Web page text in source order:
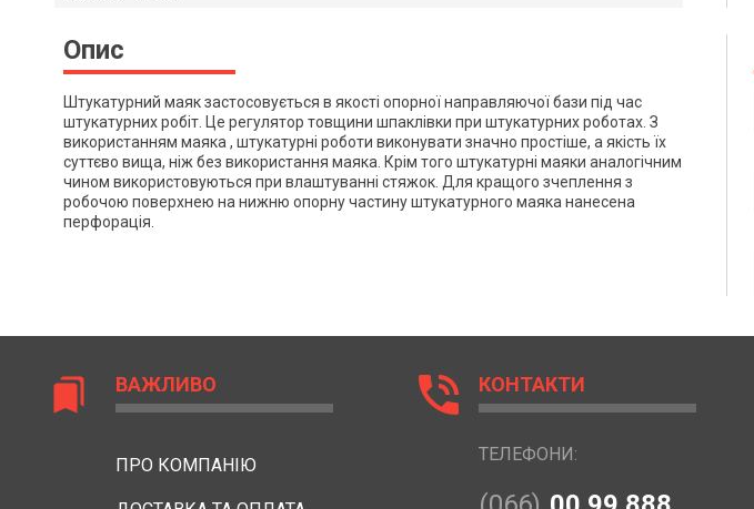
Опис
Штукатурний маяк застосовується в якості опорної направляючої бази під час
штукатурних робіт. Це регулятор товщини шпаклівки при штукатурних роботах. З
використанням маяка , штукатурні роботи виконувати значно простіше, а якість їх
суттєво вища, ніж без використання маяка. Крім того штукатурні маяки аналогічним
чином використовуються при влаштуванні стяжок. Для кращого зчеплення з
робочою поверхнею на нижню опорну частину штукатурного маяка нанесена
перфорація.
bookmarks ВАЖЛИВО
ПРО КОМПАНІЮ
phone_in_talk КОНТАКТИ
ТЕЛЕФОНИ: